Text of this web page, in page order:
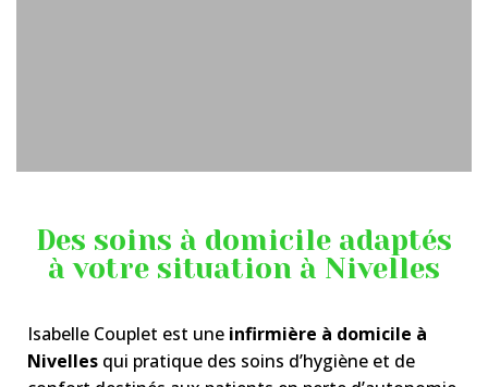
Des soins à domicile adaptés
à votre situation à Nivelles
Isabelle Couplet est une infirmière à domicile à
Nivelles qui pratique des soins d’hygiène et de